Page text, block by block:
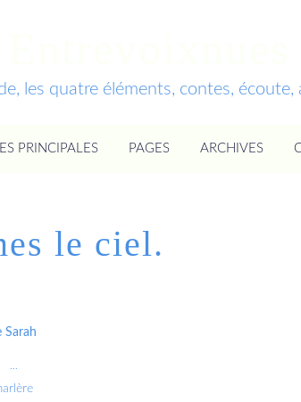
les quatre éléments, contes,
PRINCIPALES PAGES ARCHIVES
le ciel.
Sarah